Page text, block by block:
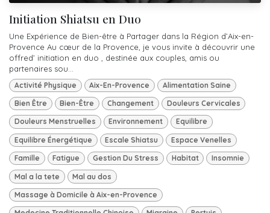
Initiation Shiatsu en Duo
Une Expérience de Bien-être à Partager dans la Région d’Aix-en-
Provence Au cœur de la Provence, je vous invite à découvrir une
offred’ initiation en duo , destinée aux couples, amis ou
partenaires sou...
Activité Physique Aix-En-Provence Alimentation Saine
Bien Être Bien-Être Changement Douleurs Cervicales
Douleurs Menstruelles Environnement Equilibre
Equilibre Énergétique Escale Shiatsu Espace Venelles
Famille Fatigue Gestion Du Stress Habitat Insomnie
Mal a la tete Mal au dos
Massage à Domicile à Aix-en-Provence